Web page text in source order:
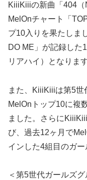
KiiiKiiiの新曲「404
MelOnチャート「
プ10入りを果たしま
DO ME」が記録した
リアハイ）となります
また、KiiiKiiiは第5世
MelOnトップ10に複
ました。さらに
び、過去12ヶ月で
インした4組目のガー
＜第5世代ガールズ